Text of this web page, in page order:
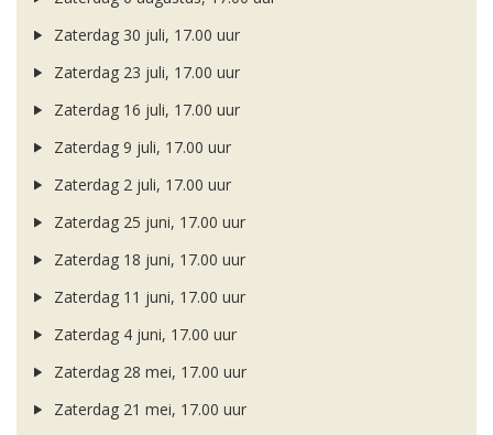
Zaterdag 30 juli, 17.00 uur
Zaterdag 23 juli, 17.00 uur
Zaterdag 16 juli, 17.00 uur
Zaterdag 9 juli, 17.00 uur
Zaterdag 2 juli, 17.00 uur
Zaterdag 25 juni, 17.00 uur
Zaterdag 18 juni, 17.00 uur
Zaterdag 11 juni, 17.00 uur
Zaterdag 4 juni, 17.00 uur
Zaterdag 28 mei, 17.00 uur
Zaterdag 21 mei, 17.00 uur